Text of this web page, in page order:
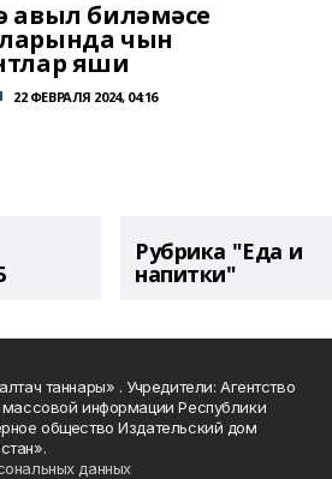
авыл биләмәсе
чын
яши
22 ФЕВРАЛЯ 2024, 04:16
Рубрика "Еда и
напитки"
таннары» . Учредители: Агентство
информации Республики
общество Издательский дом
данных